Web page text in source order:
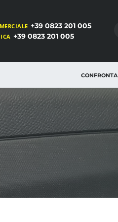
+39 0823 201 005
+39 0823 201 005
CONFRONTA